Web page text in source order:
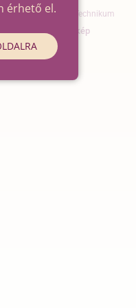
és Informatikai Technikum
Oldaltérkép
érhető el.